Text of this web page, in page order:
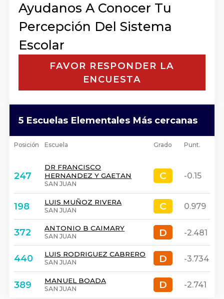
Ayudanos A Conocer Tu
Percepción Del Sistema
Escolar
FAVOR RESPONDER LA
ENCUESTA
5 Escuelas Elementales Más cercanas
Posición Escuela Grado Punt.
247
DR FRANCISCO
HERNANDEZ Y GAETAN
SAN JUAN
C
C -0.15
198 LUIS MUÑOZ RIVERA
SAN JUAN C
C 0.979
372 ANTONIO B CAIMARY
SAN JUAN D
D -2.481
440 LUIS RODRIGUEZ CABRERO
SAN JUAN D
D -3.734
389 MANUEL BOADA
SAN JUAN D
D -2.741